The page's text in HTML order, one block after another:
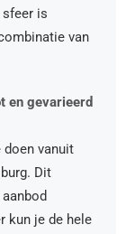
sfeer is
van
en gevarieerd
doen vanuit
Dit
kun je de hele